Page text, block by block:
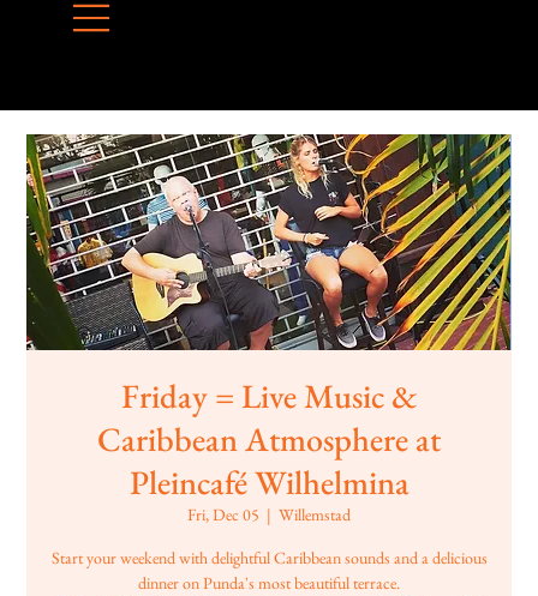
Friday = Live Music &
Caribbean Atmosphere at
Pleincafé Wilhelmina
Fri, Dec 05
  |
Willemstad
Start your weekend with delightful Caribbean sounds and a delicious
dinner on Punda's most beautiful terrace.